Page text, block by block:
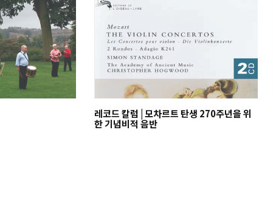
레코드 칼럼 | 모차르트 탄생 270주년을 위
한 기념비적 음반